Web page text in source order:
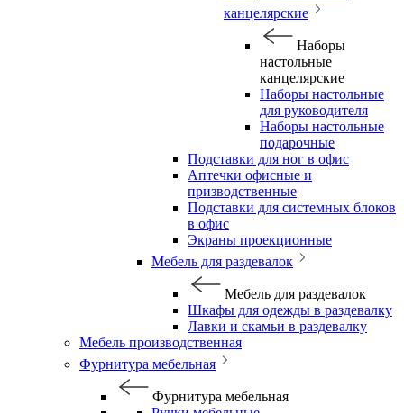
канцелярские
Наборы
настольные
канцелярские
Наборы настольные
для руководителя
Наборы настольные
подарочные
Подставки для ног в офис
Аптечки офисные и
призводственные
Подставки для системных блоков
в офис
Экраны проекционные
Мебель для раздевалок
Мебель для раздевалок
Шкафы для одежды в раздевалку
Лавки и скамьи в раздевалку
Мебель производственная
Фурнитура мебельная
Фурнитура мебельная